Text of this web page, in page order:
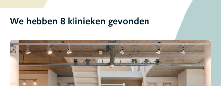
We hebben 8 klinieken gevonden